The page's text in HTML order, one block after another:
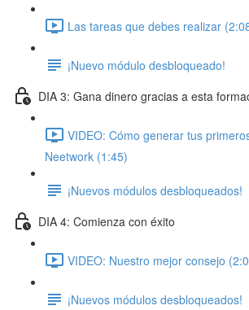
Las tareas que debes realizar
¡Nuevo módulo desbloqueado!
DIA 3: Gana dinero gracias a esta
VIDEO: Cómo generar tus
Neetwork (1:45)
¡Nuevos módulos desbloqueados!
DIA 4: Comienza con éxito
VIDEO: Nuestro mejor consejo
¡Nuevos módulos desbloqueados!